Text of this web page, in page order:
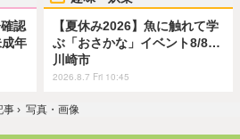
認
年
【夏休み2026】魚に触れて学
ぶ「おさかな」イベント8/8…
川崎市
2026.8.7 Fri 10:45
事 › 写真・画像